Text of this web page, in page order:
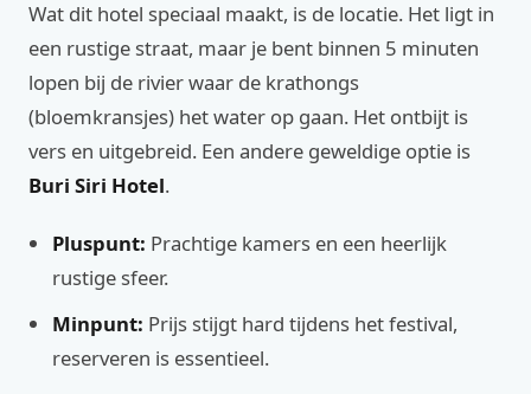
Wat dit hotel speciaal maakt, is de locatie. Het ligt in
een rustige straat, maar je bent binnen 5 minuten
lopen bij de rivier waar de krathongs
(bloemkransjes) het water op gaan. Het ontbijt is
vers en uitgebreid. Een andere geweldige optie is
Buri Siri Hotel.
Pluspunt: Prachtige kamers en een heerlijk
rustige sfeer.
Minpunt: Prijs stijgt hard tijdens het festival,
reserveren is essentieel.